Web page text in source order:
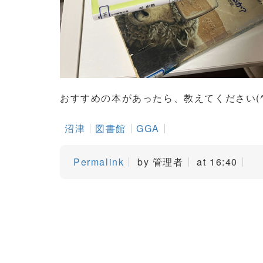
おすすめの本があったら、教えてくださ
沼津 図書館 GGA
Permalink by 管理者 at 16:40